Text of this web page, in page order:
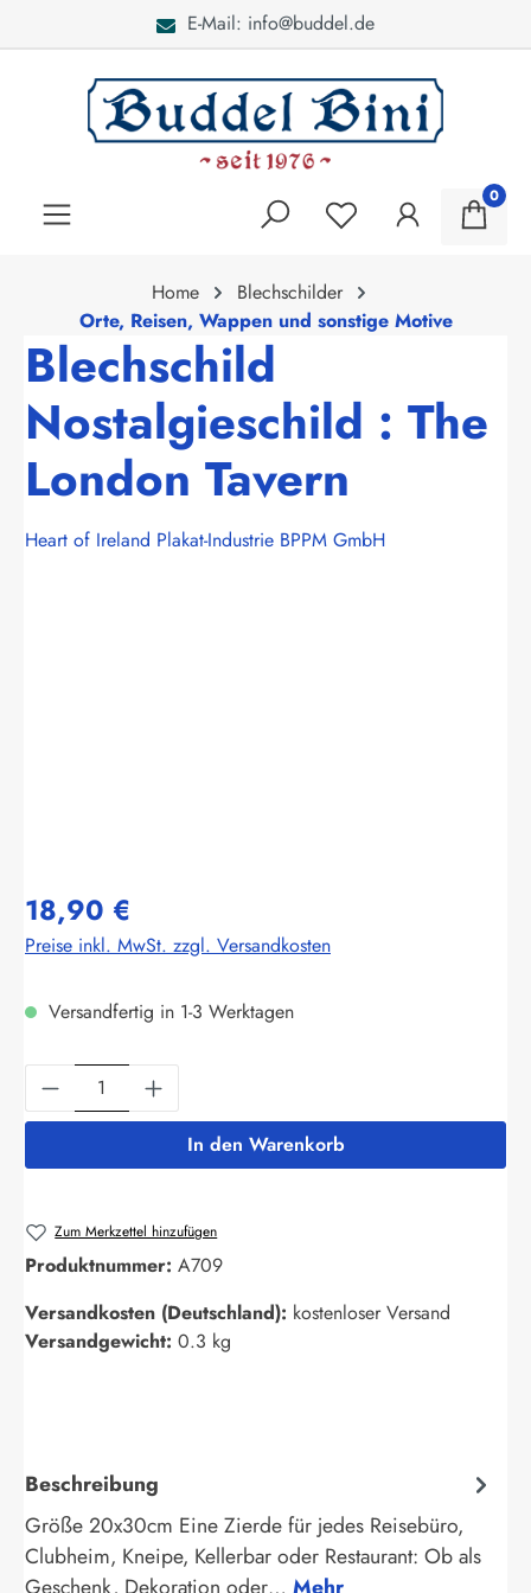
E-Mail: info@buddel.de
0
Home
Blechschilder
Orte, Reisen, Wappen und sonstige Motive
Blechschild
Nostalgieschild : The
London Tavern
Heart of Ireland Plakat-Industrie BPPM GmbH
18,90 €
Preise inkl. MwSt. zzgl. Versandkosten
Versandfertig in 1-3 Werktagen
Produkt Anzahl: Gib den gewünschten
In den Warenkorb
Zum Merkzettel hinzufügen
Produktnummer: A709
Versandkosten (Deutschland): kostenloser Versand
Versandgewicht: 0.3 kg
Beschreibung
Größe 20x30cm Eine Zierde für jedes Reisebüro,
Clubheim, Kneipe, Kellerbar oder Restaurant: Ob als